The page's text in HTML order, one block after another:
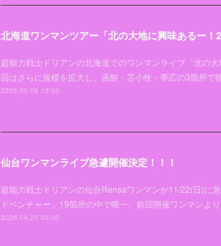
北海道ワンマンツアー「北の大地に興味あるー！
超能力戦士ドリアンの北海道でのワンマンライブ「北の
回はさらに規模を拡大し、函館・苫小牧・帯広の3箇所
2026.05.08 13:00
仙台ワンマンライブ急遽開催決定！！！
超能力戦士ドリアンの仙台Rensaワンマンが11/22(日)に
ドベンチャー」19箇所の中で唯一、前回開催ワンマンよ
2026.04.25 03:00